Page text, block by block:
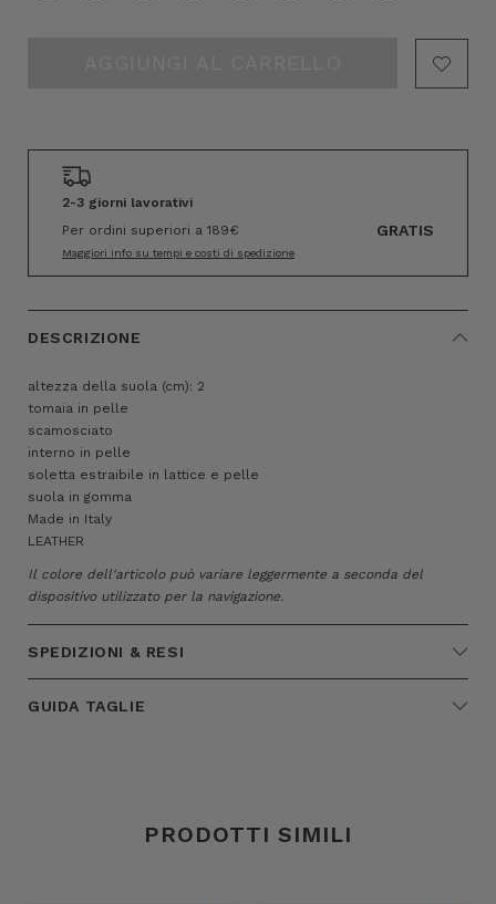
2-3 giorni lavorativi
Per ordini superiori a 189€
GRATIS
Maggiori info su tempi e costi di spedizione
DESCRIZIONE
altezza della suola (cm): 2
tomaia in pelle
scamosciato
interno in pelle
soletta estraibile in lattice e pelle
suola in gomma
Made in Italy
LEATHER
Il colore dell'articolo può variare leggermente a seconda del
dispositivo utilizzato per la navigazione.
SPEDIZIONI & RESI
GUIDA TAGLIE
PRODOTTI SIMILI